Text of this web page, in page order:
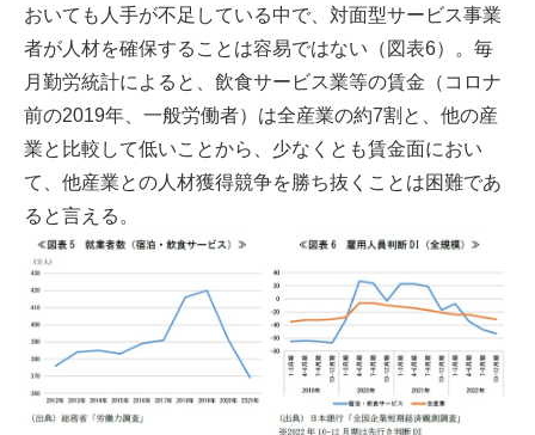
おいても人手が不足している中で、対面型サービス事業
者が人材を確保することは容易ではない（図表6）。毎
月勤労統計によると、飲食サービス業等の賃金（コロナ
前の2019年、一般労働者）は全産業の約7割と、他の産
業と比較して低いことから、少なくとも賃金面におい
て、他産業との人材獲得競争を勝ち抜くことは困難であ
ると言える。